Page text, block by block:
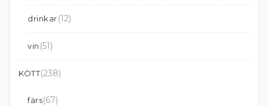
drinkar(12)
vin (51)
KÖTT(238)
färs(67)